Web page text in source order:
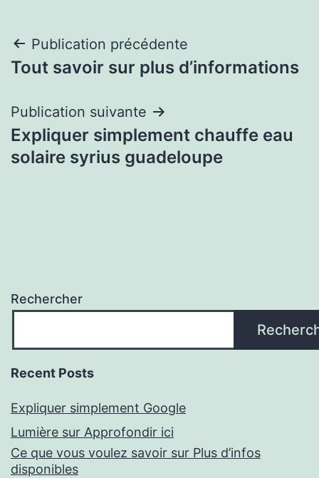
Navigation
de
l’article
Publication précédente
Tout savoir sur plus d’informations
Publication suivante
Expliquer simplement chauffe eau
solaire syrius guadeloupe
Rechercher
Recent Posts
Expliquer simplement Google
Lumière sur Approfondir ici
Ce que vous voulez savoir sur Plus d’infos
disponibles